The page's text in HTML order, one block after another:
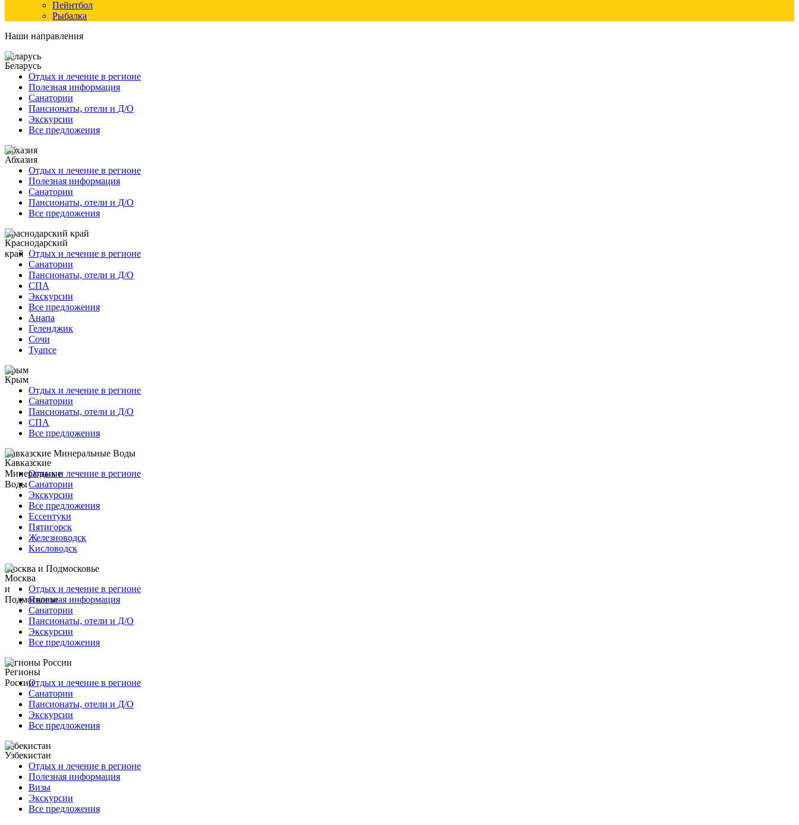
Пейнтбол
Рыбалка
Наши направления
Беларусь
Отдых и лечение в регионе
Полезная информация
Санатории
Пансионаты, отели и Д/О
Экскурсии
Все предложения
Абхазия
Отдых и лечение в регионе
Полезная информация
Санатории
Пансионаты, отели и Д/О
Все предложения
Краснодарский край
Отдых и лечение в регионе
Санатории
Пансионаты, отели и Д/О
СПА
Экскурсии
Все предложения
Анапа
Геленджик
Сочи
Туапсе
Крым
Отдых и лечение в регионе
Санатории
Пансионаты, отели и Д/О
СПА
Все предложения
Кавказские Минеральные Воды
Отдых и лечение в регионе
Санатории
Экскурсии
Все предложения
Ессентуки
Пятигорск
Железноводск
Кисловодск
Москва и Подмосковье
Отдых и лечение в регионе
Полезная информация
Санатории
Пансионаты, отели и Д/О
Экскурсии
Все предложения
Регионы России
Отдых и лечение в регионе
Санатории
Пансионаты, отели и Д/О
Экскурсии
Все предложения
Узбекистан
Отдых и лечение в регионе
Полезная информация
Визы
Экскурсии
Все предложения